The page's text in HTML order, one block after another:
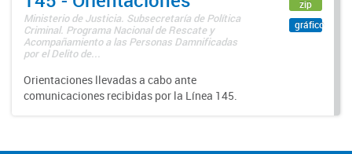
Ministerio de Justicia. Subsecretaría de Política
Criminal. Programa Nacional de Rescate y
Acompañamiento a las Personas Damnificadas
por el Delito de...
Orientaciones llevadas a cabo ante
comunicaciones recibidas por la Línea 145.
zip
gráfico